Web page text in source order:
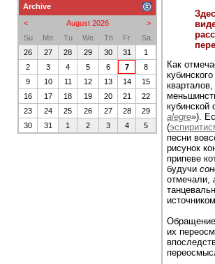
Как
кубинской
alegre»).
(
песни
рисунок
припеве
будучи
отмечали,
Обращение
их
Archive
<
>
August 2026
Su
Mo Tu We Th Fr
Sa
26
27 28 29 30 31
1
2
3 4 5 6 7
8
9
10 11 12 13 14
15
16
17 18 19 20 21
22
23
24 25 26 27 28
29
30
31 1 2 3 4 5